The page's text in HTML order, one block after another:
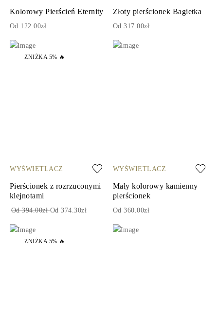
Kolorowy Pierścień Eternity
Od 122.00zł
Złoty pierścionek Bagietka
Od 317.00zł
ZNIŻKA 5% 🔥
WYŚWIETLACZ
Pierścionek z rozrzuconymi
klejnotami
Od 394.00złOd 374.30zł
WYŚWIETLACZ
Mały kolorowy kamienny
pierścionek
Od 360.00zł
ZNIŻKA 5% 🔥